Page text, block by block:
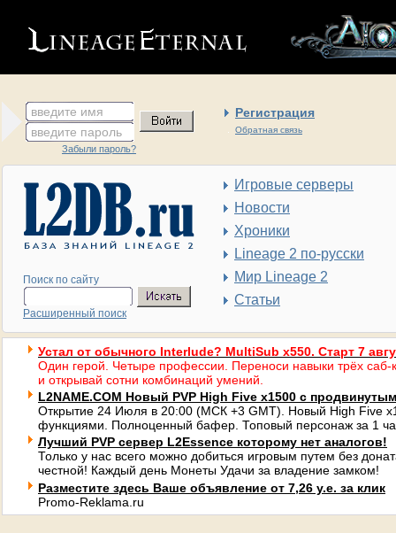
введите имя Регистрация
Обратная связь
введите пароль
Забыли пароль?
Поиск по сайту
Расширенный поиск
Игровые серверы
Новости
Хроники
Lineage 2 по-русски
Мир Lineage 2
Статьи
Устал от обычного Interlude? MultiSub x550. Старт 7
Один герой. Четыре профессии. Переноси навыки трёх саб-
и открывай сотни комбинаций умений.
L2NAME.COM Новый PVP High Five x1500 с
Открытие 24 Июля в 20:00 (МСК +3 GMT). Новый High Five
функциями. Полноценный бафер. Топовый персонаж за 1
Лучший PVP сервер L2Essence которому нет аналогов!
Только у нас всего можно добиться игровым путем без
честной! Каждый день Монеты Удачи за владение замком!
Разместите здесь Ваше объявление от 7,26 у.е. за клик
Promo-Reklama.ru